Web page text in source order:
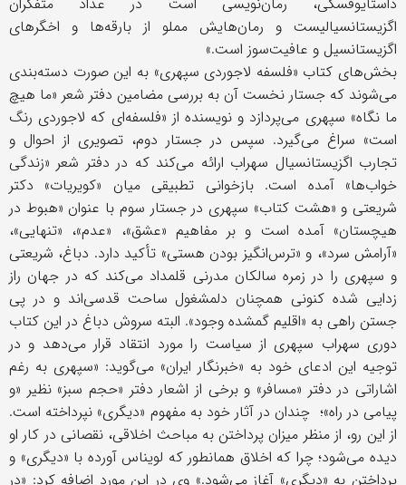
اگزیستانسیالیست و رمان‌هایش مملو از بارقه‌ها و اخگرهای
اگزیستانسیل و عافیت‌سوز است.»
بخش‌های کتاب «فلسفه لاجوردی سپهری» به این صورت دسته‌بندی
می‌شوند که جستار نخست آن به بررسی مضامین دفتر شعر «ما هیچ
ما نگاه» سپهری می‌پردازد و نویسنده از «فلسفه‌ای که لاجوردی رنگ
است» سراغ می‌گیرد. سپس در جستار دوم، تصویری از احوال و
تجارب اگزیستانسیال سهراب ارائه می‌کند که در دفتر شعر «زندگی
خواب‌ها» آمده است. بازخوانی تطبیقی میان «کویریات» دکتر
شریعتی و «هشت کتاب» سپهری در جستار سوم با عنوان «هبوط در
هیچستان» آمده است و بر مفاهیم «عشق»، «عدم»، «تنهایی»،
«آرامش سرد»، و «ترس‌انگیز بودن هستی» تأکید دارد. دباغ، شریعتی
و سپهری را در زمره سالکان مدرنی قلمداد می‌کند که در جهان راز
زدایی شده کنونی همچنان دلمشغول ساحت قدسی‌اند و در پی
جستن راهی به «اقلیم گمشده وجود». البته سروش دباغ در این کتاب
دوری سهراب سپهری از سیاست را مورد انتقاد قرار می‌دهد و در
توجیه این ادعای خود به «خبرنگار ایران» می‌گوید: «سپهری به رغم
اشاراتی در دفتر «مسافر» و برخی از اشعار دفتر «حجم سبز» نظیر «و
پیامی در راه»؛ چندان در آثار خود به مفهوم «دیگری» نپرداخته است.
از این رو، از منظر میزان پرداختن به مباحث اخلاقی، نقصانی در کار او
دیده می‌شود؛ چرا که اخلاق همانطور که لویناس آورده با «دیگری» و
پرداختن به «دیگری» آغاز می‌شود.» وی در این مورد اضافه کرد: «در